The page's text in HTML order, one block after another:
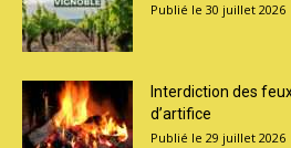
30 juillet 2026
Interdiction des
d’artifice
29 juillet 2026